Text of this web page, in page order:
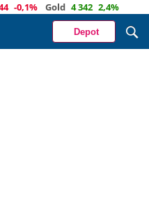
-0,1% Gold 4 342 2,4%
Depot